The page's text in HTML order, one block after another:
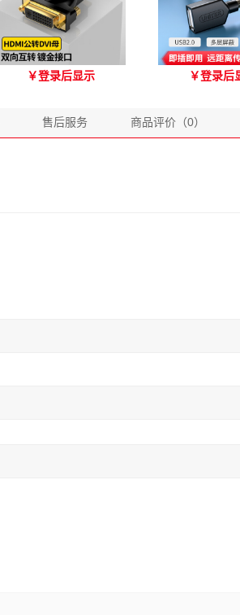
优越者HDMI转DVI双向互
￥登录后显示
优越者Y-
￥登录后
售后服务 商品评价（0）